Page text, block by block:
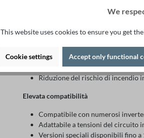
Elevata affidabilità operativa
Attivazione automatica della
Migliori prestazioni di frenatura
Dissipazione sicura dell'energia
Protezione integrata contro
Riduzione del rischio di incendio
Elevata compatibilità
Compatibile con numerosi
Adattabile a tensioni del circuito
Versioni speciali disponibili fino a
We
This website uses cookies to ensure you get
Cookie settings Accept only functional